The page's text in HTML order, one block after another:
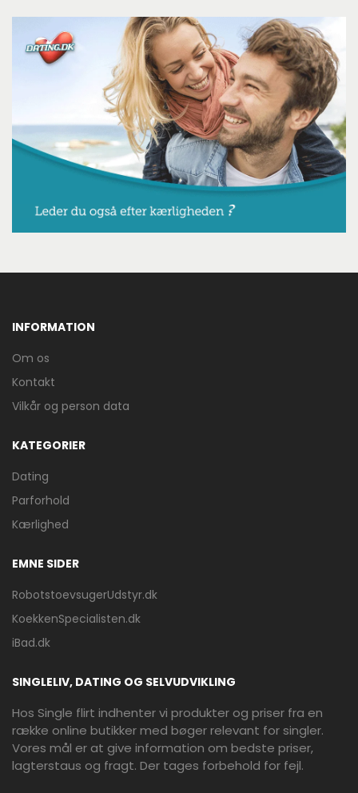
INFORMATION
Om os
Kontakt
Vilkår og person data
KATEGORIER
Dating
Parforhold
Kærlighed
EMNE SIDER
RobotstoevsugerUdstyr.dk
KoekkenSpecialisten.dk
iBad.dk
SINGLELIV, DATING OG SELVUDVIKLING
Hos Single flirt indhenter vi produkter og priser fra en
række online butikker med bøger relevant for singler.
Vores mål er at give information om bedste priser,
lagterstaus og fragt. Der tages forbehold for fejl.